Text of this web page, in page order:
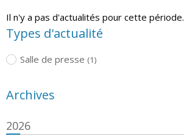
Il n'y a pas d'actualités pour cette période.
Types d'actualité
Salle de presse (1)
Archives
2026